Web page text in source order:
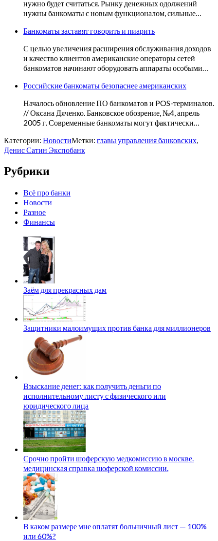
нужно будет считаться. Рынку денежных одолжений
нужны банкоматы с новым функционалом, сильные…
Банкоматы заставят говорить и пиарить
С целью увеличения расширения обслуживания доходов
и качество клиентов американские операторы сетей
банкоматов начинают оборудовать аппараты особыми…
Российские банкоматы безопаснее американских
Началось обновление ПО банкоматов и POS-терминалов.
// Оксана Дяченко. Банковское обозрение, №4, апрель
2005 г. Современные банкоматы могут фактически…
Категории: НовостиМетки: главы управления банковских,
Денис Сатин Экспобанк
Рубрики
Всё про банки
Новости
Разное
Финансы
Заём для прекрасных дам
Защитники малоимущих против банка для миллионеров
Взыскание денег: как получить деньги по
исполнительному листу с физического или
юридического лица
Срочно пройти шоферскую медкомиссию в москве.
медицинская справка шоферской комиссии.
В каком размере мне оплатят больничный лист — 100%
или 60%?